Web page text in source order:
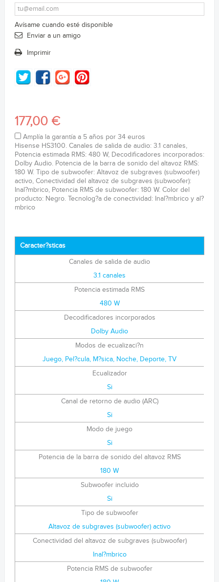
Avísame cuando esté disponible
Enviar a un amigo
Imprimir
177,00 €
Amplía la garantía a 5 años por 34 euros
Hisense HS3100. Canales de salida de audio: 3.1 canales,
Potencia estimada RMS: 480 W, Decodificadores incorporados:
Dolby Audio. Potencia de la barra de sonido del altavoz RMS:
180 W. Tipo de subwoofer: Altavoz de subgraves (subwoofer)
activo, Conectividad del altavoz de subgraves (subwoofer):
Inal?mbrico, Potencia RMS de subwoofer: 180 W. Color del
producto: Negro. Tecnolog?a de conectividad: Inal?mbrico y al?
mbrico
Caracter?sticas
Canales de salida de audio
3.1 canales
Potencia estimada RMS
480 W
Decodificadores incorporados
Dolby Audio
Modos de ecualizaci?n
Juego, Pel?cula, M?sica, Noche, Deporte, TV
Ecualizador
Si
Canal de retorno de audio (ARC)
Si
Modo de juego
Si
Potencia de la barra de sonido del altavoz RMS
180 W
Subwoofer incluido
Si
Tipo de subwoofer
Altavoz de subgraves (subwoofer) activo
Conectividad del altavoz de subgraves (subwoofer)
Inal?mbrico
Potencia RMS de subwoofer